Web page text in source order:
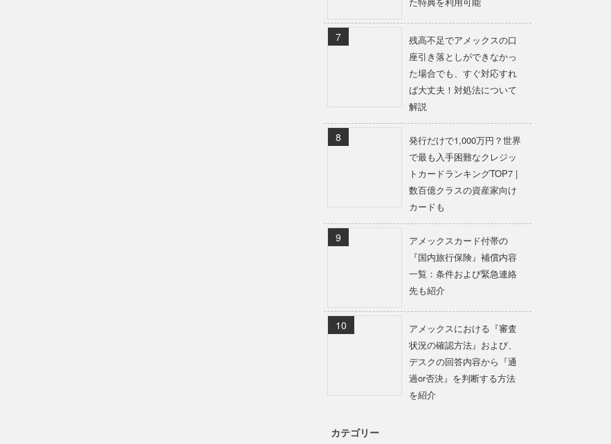
残高不足でアメックスの口
座引き落としができなかっ
た場合でも、すぐ対応すれ
ば大丈夫！対処法について
解説
発行だけで1,000万円？世界
で最も入手困難なクレジッ
トカードランキングTOP7 |
数百億クラスの資産家向け
カードも
アメックスカード付帯の
『国内旅行保険』補償内容
一覧：条件および緊急連絡
先も紹介
アメックスにおける『審査
状況の確認方法』および、
デスクの回答内容から『通
過or否決』を判断する方法
を紹介
カテゴリー